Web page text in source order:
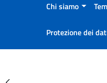
Chi siamo
Protezione dei